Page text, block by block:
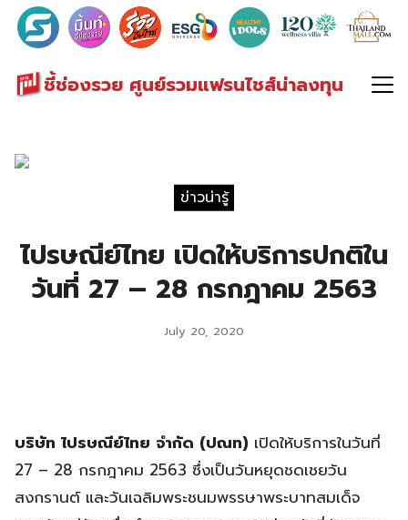
ชี้ช่องรวย ศูนย์รวมแฟรนไชส์น่าลงทุน
Search
for:
ข่าวน่ารู้
ไปรษณีย์ไทย เปิดให้บริการปกติใน
วันที่ 27 – 28 กรกฎาคม 2563
July 20, 2020
บริษัท ไปรษณีย์ไทย จำกัด (ปณท) เปิดให้บริการในวันที่
27 – 28 กรกฎาคม 2563 ซึ่งเป็นวันหยุดชดเชยวัน
สงกรานต์ และวันเฉลิมพระชนมพรรษาพระบาทสมเด็จ